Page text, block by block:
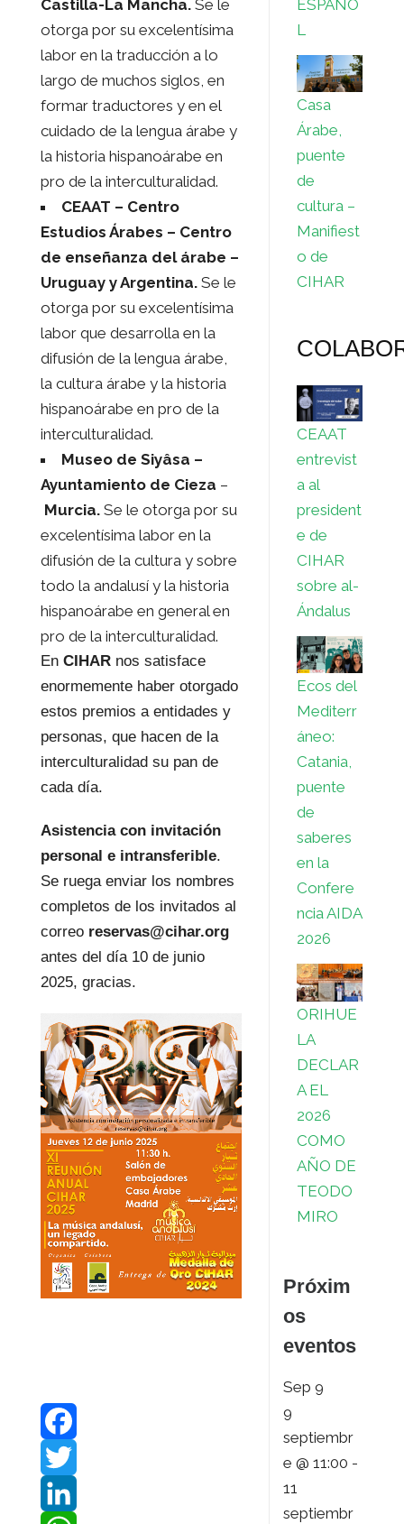
Castilla-La Mancha. Se le
otorga por su excelentísima
labor en la traducción a lo
largo de muchos siglos, en
formar traductores y en el
cuidado de la lengua árabe y
la historia hispanoárabe en
pro de la interculturalidad.
CEAAT – Centro
Estudios Árabes – Centro
de enseñanza del árabe –
Uruguay y Argentina. Se le
otorga por su excelentísima
labor que desarrolla en la
difusión de la lengua árabe,
la cultura árabe y la historia
hispanoárabe en pro de la
interculturalidad.
Museo de Siyâsa –
Ayuntamiento de Cieza –
Murcia. Se le otorga por su
excelentísima labor en la
difusión de la cultura y sobre
todo la andalusí y la historia
hispanoárabe en general en
pro de la interculturalidad.
En CIHARnos satisface
enormemente haber otorgado
estos premios a entidades y
personas, que hacen de la
interculturalidad su pan de
cada día.
Asistencia con invitación
personal e intransferible.
Se ruega enviar los nombres
completos de los invitados al
correo reservas@cihar.org
antes del día 10 de junio
2025, gracias.
F
aT
ESPAÑO
L
Casa
Árabe,
puente
de
cultura –
Manifiest
o de
CIHAR
CEAAT
entrevist
a al
president
e de
CIHAR
sobre al-
Ándalus
Ecos del
Mediterr
áneo:
Catania,
puente
de
saberes
en la
Confere
ncia AIDA
2026
ORIHUE
LA
DECLAR
A EL
2026
COMO
AÑO DE
TEODO
MIRO
Próxim
os
eventos
Sep9
9
septiembr
e @ 11:00 -
11
septiembr